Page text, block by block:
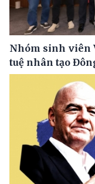
Nhóm sinh viên
tuệ nhân tạo